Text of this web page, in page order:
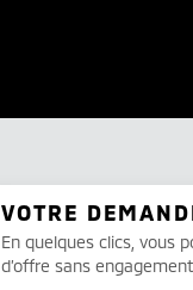
VOTRE
En quelques clics, vous
d’offre sans